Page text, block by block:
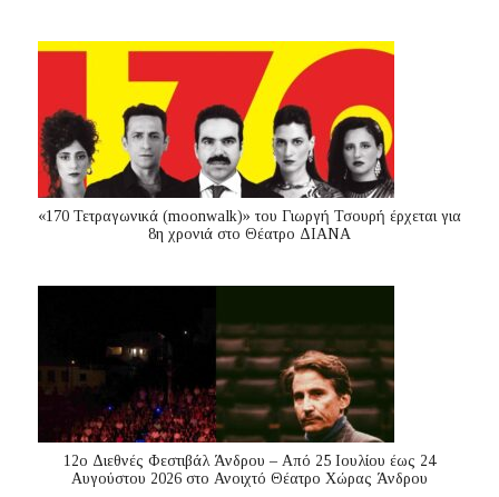
«170 Τετραγωνικά (moonwalk)» του Γιωργή Τσουρή έρχεται για
8η χρονιά στο Θέατρο ΔΙΑΝΑ
12ο Διεθνές Φεστιβάλ Άνδρου – Από 25 Ιουλίου έως 24
Αυγούστου 2026 στο Ανοιχτό Θέατρο Χώρας Άνδρου